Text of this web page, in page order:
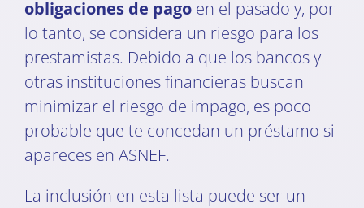
obligaciones de pagoen el pasado y, por
lo tanto, se considera un riesgo para los
prestamistas. Debido a que los bancos y
otras instituciones financieras buscan
minimizar el riesgo de impago, es poco
probable que te concedan un préstamo si
apareces en ASNEF.
La inclusión en esta lista puede ser un